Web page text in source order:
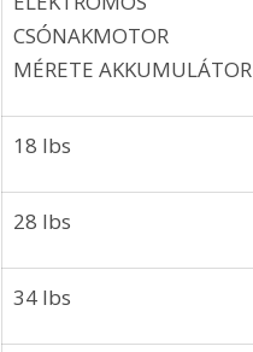
CSÓNAKMOTOR
MÉRETE AKKUMULÁTOR
18 lbs
28 lbs
34 lbs